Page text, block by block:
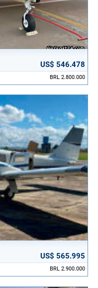
US$ 546.478
BRL 2.800.000
US$ 565.995
BRL 2.900.000